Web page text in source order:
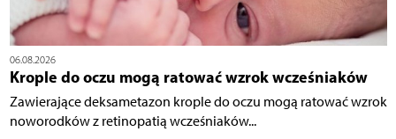
06.08.2026
Krople do oczu mogą ratować wzrok wcześniaków
Zawierające deksametazon krople do oczu mogą ratować wzrok
noworodków z retinopatią wcześniaków...